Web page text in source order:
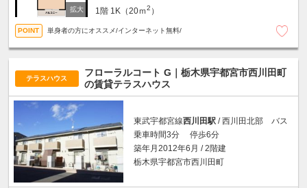
1階 1K（20ｍ2 ）
単身者の方にオススメ/インターネット無料/
テラスハウス
フローラルコート G｜栃木県宇都宮市西川田町
の賃貸テラスハウス
東武宇都宮線西川田駅 / 西川田北部 バス
乗車時間3分 停歩6分
築年月2012年6月 / 2階建
栃木県宇都宮市西川田町